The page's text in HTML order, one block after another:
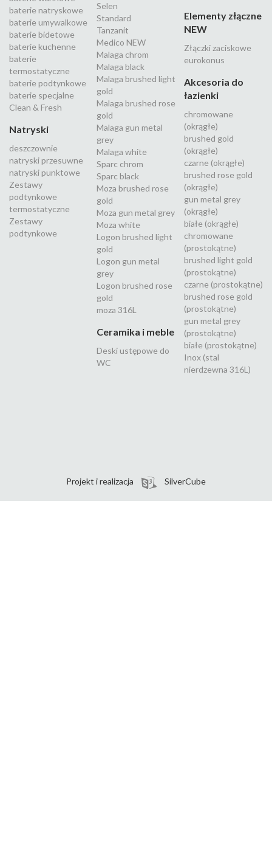
baterie natryskowe
baterie umywalkowe
baterie bidetowe
baterie kuchenne
baterie
termostatyczne
baterie podtynkowe
baterie specjalne
Clean & Fresh
Natryski
deszczownie
natryski przesuwne
natryski punktowe
Zestawy
podtynkowe
termostatyczne
Zestawy
podtynkowe
Selen
Standard
Tanzanit
Medico NEW
Malaga chrom
Malaga black
Malaga brushed light
gold
Malaga brushed rose
gold
Malaga gun metal
grey
Malaga white
Sparc chrom
Sparc black
Moza brushed rose
gold
Moza gun metal grey
Moza white
Logon brushed light
gold
Logon gun metal
grey
Logon brushed rose
gold
moza 316L
Ceramika i meble
Deski ustępowe do
WC
Elementy złączne
NEW
Złączki zaciskowe
eurokonus
Akcesoria do
łazienki
chromowane
(okrągłe)
brushed gold
(okrągłe)
czarne (okrągłe)
brushed rose gold
(okrągłe)
gun metal grey
(okrągłe)
białe (okrągłe)
chromowane
(prostokątne)
brushed light gold
(prostokątne)
czarne (prostokątne)
brushed rose gold
(prostokątne)
gun metal grey
(prostokątne)
białe (prostokątne)
Inox (stal
nierdzewna 316L)
Projekt i realizacja SilverCube